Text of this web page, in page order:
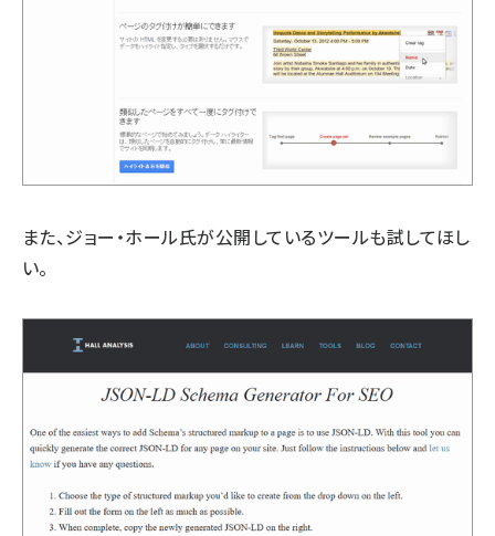
また、ジョー・ホール氏が公開しているツールも試してほし
い。